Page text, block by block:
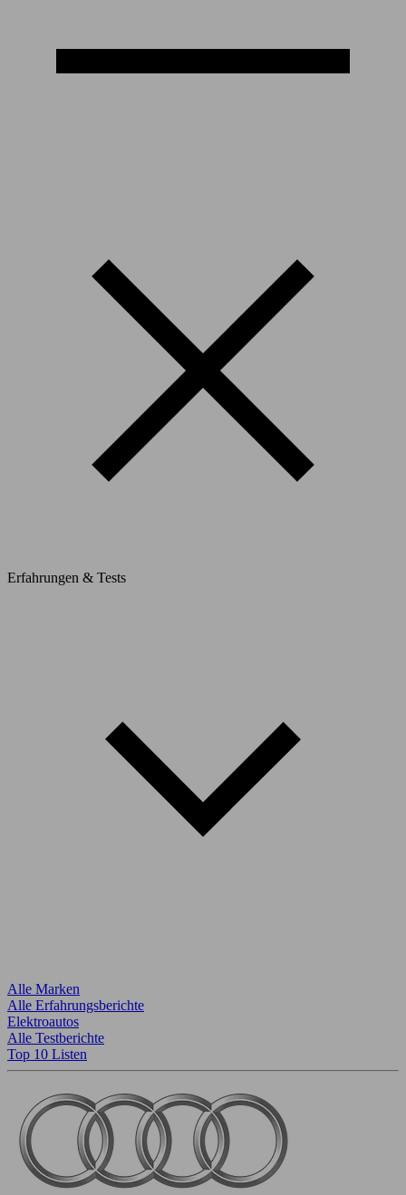
Erfahrungen & Tests
Alle Marken
Alle Erfahrungsberichte
Elektroautos
Alle Testberichte
Top 10 Listen